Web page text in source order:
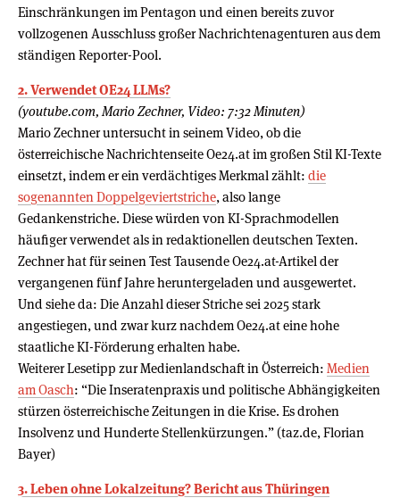
Einschränkungen im Pentagon und einen bereits zuvor
vollzogenen Ausschluss großer Nachrichtenagenturen aus dem
ständigen Reporter-Pool.
2. Verwendet OE24 LLMs?
(youtube.com, Mario Zechner, Video: 7:32 Minuten)
Mario Zechner untersucht in seinem Video, ob die
österreichische Nachrichtenseite Oe24.at im großen Stil KI-Texte
einsetzt, indem er ein verdächtiges Merkmal zählt: die
sogenannten Doppelgeviertstriche, also lange
Gedankenstriche. Diese würden von KI-Sprachmodellen
häufiger verwendet als in redaktionellen deutschen Texten.
Zechner hat für seinen Test Tausende Oe24.at-Artikel der
vergangenen fünf Jahre heruntergeladen und ausgewertet.
Und siehe da: Die Anzahl dieser Striche sei 2025 stark
angestiegen, und zwar kurz nachdem Oe24.at eine hohe
staatliche KI-Förderung erhalten habe.
Weiterer Lesetipp zur Medienlandschaft in Österreich: Medien
am Oasch: “Die Inseratenpraxis und politische Abhängigkeiten
stürzen österreichische Zeitungen in die Krise. Es drohen
Insolvenz und Hunderte Stellenkürzungen.” (taz.de, Florian
Bayer)
3. Leben ohne Lokalzeitung? Bericht aus Thüringen